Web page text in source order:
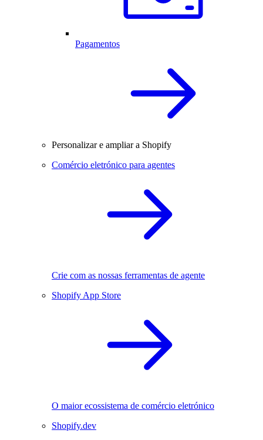
Pagamentos
Personalizar e ampliar a Shopify
Comércio eletrónico para agentes
Crie com as nossas ferramentas de agente
Shopify App Store
O maior ecossistema de comércio eletrónico
Shopify.dev